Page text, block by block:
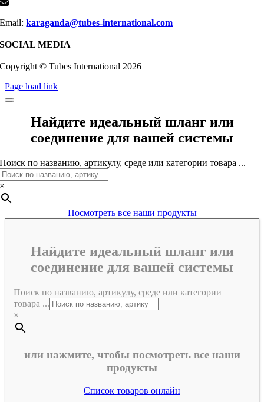
Email:karaganda@tubes-international.com
SOCIAL MEDIA
Copyright © Tubes International 2026
Page load link
Найдите идеальный шланг или
соединение для вашей системы
Поиск по названию, артикулу, среде или категории товара ...
×
Посмотреть все наши продукты
Найдите идеальный шланг или
соединение для вашей системы
Поиск по названию, артикулу, среде или категории
товара ...
×
или нажмите, чтобы посмотреть все наши
продукты
Список товаров онлайн